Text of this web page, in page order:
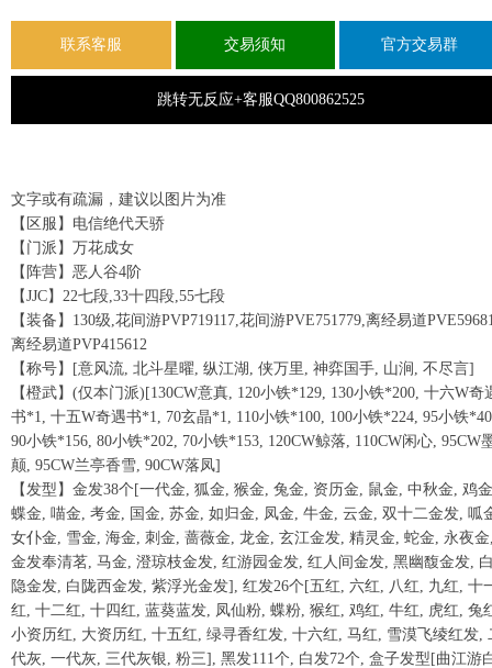
联系客服 交易须知 官方交易群
跳转无反应+客服QQ800862525
文字或有疏漏，建议以图片为准
【区服】电信绝代天骄
【门派】万花成女
【阵营】恶人谷4阶
【JJC】22七段,33十四段,55七段
【装备】130级,花间游PVP719117,花间游PVE751779,离经易道
离经易道PVP415612
【称号】[意风流, 北斗星曜, 纵江湖, 侠万里, 神弈国手, 山涧, 不尽言]
【橙武】(仅本门派)[130CW意真, 120小铁*129, 130小铁*200, 十六W奇
书*1, 十五W奇遇书*1, 70玄晶*1, 110小铁*100, 100小铁*224, 95小铁
90小铁*156, 80小铁*202, 70小铁*153, 120CW鲸落, 110CW闲心, 95CW
颠, 95CW兰亭香雪, 90CW落凤]
【发型】金发38个[一代金, 狐金, 猴金, 兔金, 资历金, 鼠金, 中秋金, 鸡
蝶金, 喵金, 考金, 国金, 苏金, 如归金, 凤金, 牛金, 云金, 双十二金发, 呱
女仆金, 雪金, 海金, 刺金, 蔷薇金, 龙金, 玄江金发, 精灵金, 蛇金, 永夜
金发奉清茗, 马金, 澄琼枝金发, 红游园金发, 红人间金发, 黑幽馥金发,
隐金发, 白陇西金发, 紫浮光金发], 红发26个[五红, 六红, 八红, 九红, 十
红, 十二红, 十四红, 蓝葵蓝发, 凤仙粉, 蝶粉, 猴红, 鸡红, 牛红, 虎红, 兔
小资历红, 大资历红, 十五红, 绿寻香红发, 十六红, 马红, 雪漠飞绫红发,
代灰, 一代灰, 三代灰银, 粉三], 黑发111个, 白发72个, 盒子发型[曲江游